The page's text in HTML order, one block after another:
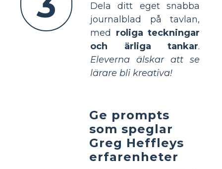
Dela ditt eget snabba
journalblad på tavlan,
med roliga teckningar
och ärliga tankar.
Eleverna älskar att se
lärare bli kreativa!
Ge prompts
som speglar
Greg Heffleys
erfarenheter